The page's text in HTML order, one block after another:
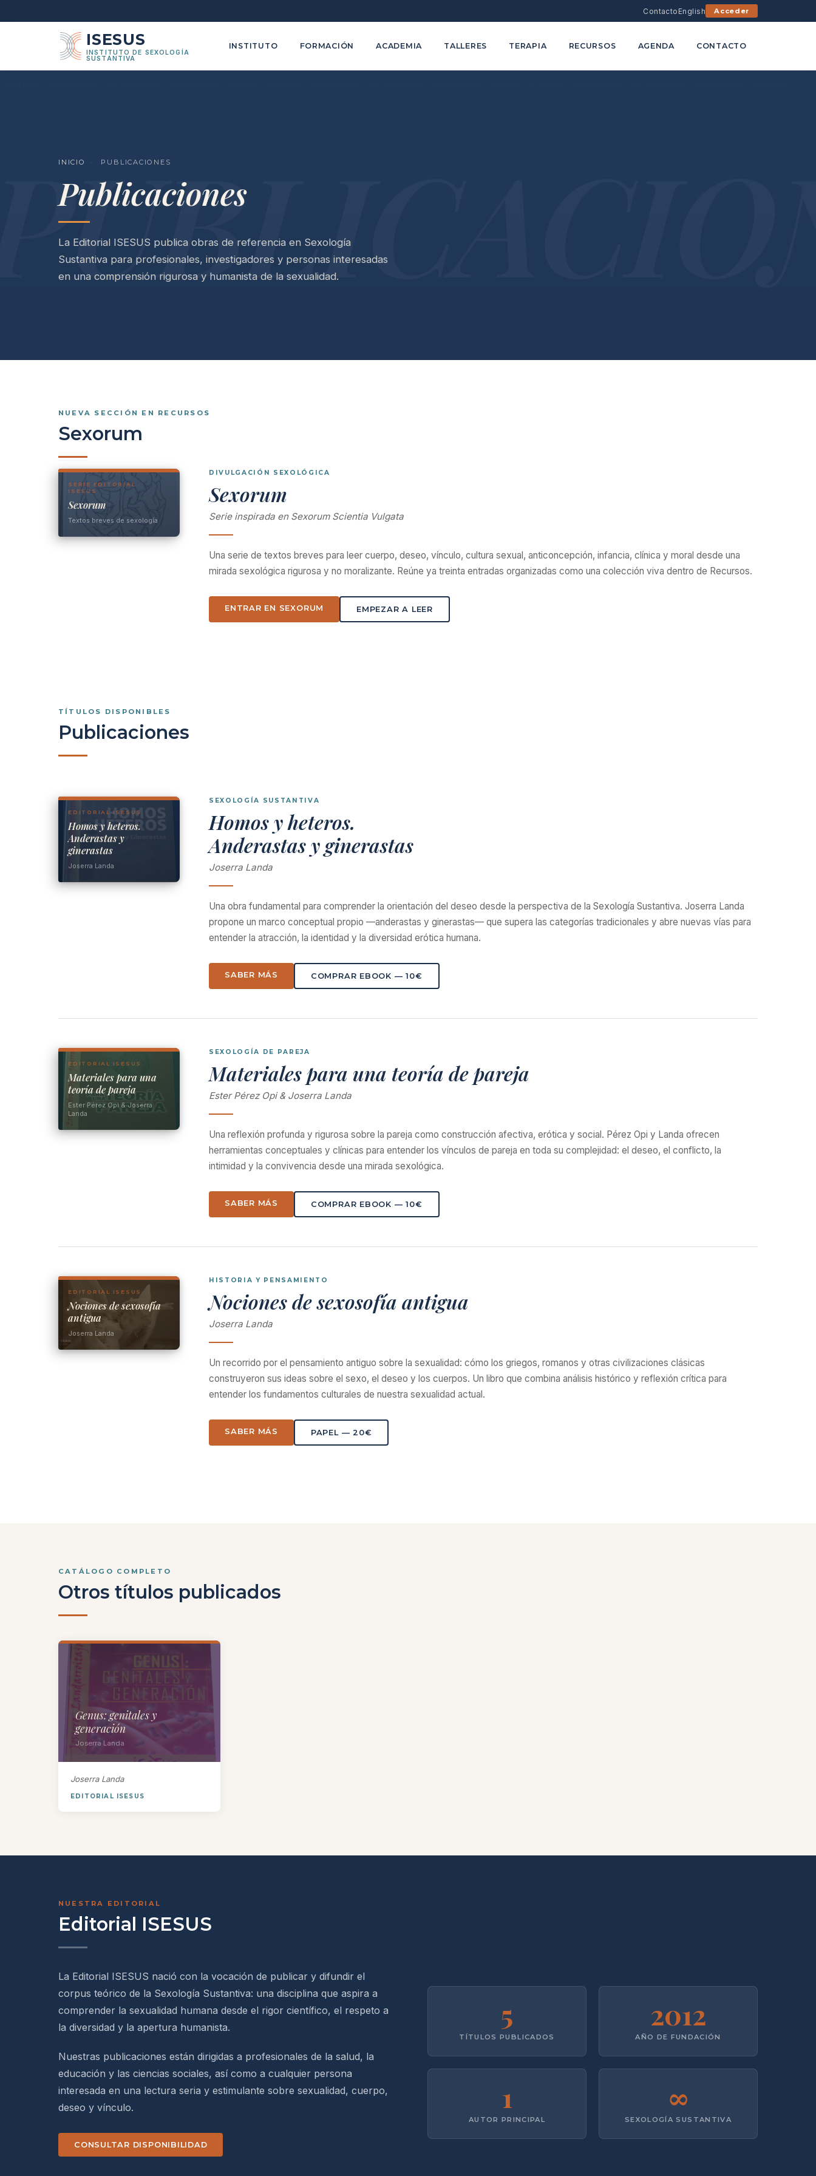
Contacto English Acceder
ISESUS
INSTITUTO DE SEXOLOGÍA
SUSTANTIVA
INSTITUTO FORMACIÓN ACADEMIA TALLERES TERAPIA RECURSOS AGENDA CONTACTO
INICIO · PUBLICACIONES
Publicaciones
La Editorial ISESUS publica obras de referencia en Sexología
Sustantiva para profesionales, investigadores y personas interesadas
en una comprensión rigurosa y humanista de la sexualidad.
NUEVA SECCIÓN EN RECURSOS
Sexorum
SERIE EDITORIAL ·
ISESUS
Sexorum
Textos breves de sexología
DIVULGACIÓN SEXOLÓGICA
Sexorum
Serie inspirada en Sexorum Scientia Vulgata
Una serie de textos breves para leer cuerpo, deseo, vínculo, cultura sexual, anticoncepción, infancia, clínica y moral desde una
mirada sexológica rigurosa y no moralizante. Reúne ya treinta entradas organizadas como una colección viva dentro de Recursos.
ENTRAR EN SEXORUM EMPEZAR A LEER
TÍTULOS DISPONIBLES
Publicaciones
EDITORIAL ISESUS
Homos y heteros.
Anderastas y
ginerastas
Joserra Landa
SEXOLOGÍA SUSTANTIVA
Homos y heteros.
Anderastas y ginerastas
Joserra Landa
Una obra fundamental para comprender la orientación del deseo desde la perspectiva de la Sexología Sustantiva. Joserra Landa
propone un marco conceptual propio —anderastas y ginerastas— que supera las categorías tradicionales y abre nuevas vías para
entender la atracción, la identidad y la diversidad erótica humana.
SABER MÁS COMPRAR EBOOK — 10€
EDITORIAL ISESUS
Materiales para una
teoría de pareja
Ester Pérez Opi & Joserra
Landa
SEXOLOGÍA DE PAREJA
Materiales para una teoría de pareja
Ester Pérez Opi & Joserra Landa
Una reflexión profunda y rigurosa sobre la pareja como construcción afectiva, erótica y social. Pérez Opi y Landa ofrecen
herramientas conceptuales y clínicas para entender los vínculos de pareja en toda su complejidad: el deseo, el conflicto, la
intimidad y la convivencia desde una mirada sexológica.
SABER MÁS COMPRAR EBOOK — 10€
EDITORIAL ISESUS
Nociones de sexosofía
antigua
Joserra Landa
HISTORIA Y PENSAMIENTO
Nociones de sexosofía antigua
Joserra Landa
Un recorrido por el pensamiento antiguo sobre la sexualidad: cómo los griegos, romanos y otras civilizaciones clásicas
construyeron sus ideas sobre el sexo, el deseo y los cuerpos. Un libro que combina análisis histórico y reflexión crítica para
entender los fundamentos culturales de nuestra sexualidad actual.
SABER MÁS PAPEL — 20€
CATÁLOGO COMPLETO
Otros títulos publicados
Genus: genitales y
generación
Joserra Landa
Joserra Landa
EDITORIAL ISESUS
NUESTRA EDITORIAL
Editorial ISESUS
La Editorial ISESUS nació con la vocación de publicar y difundir el
corpus teórico de la Sexología Sustantiva: una disciplina que aspira a
comprender la sexualidad humana desde el rigor científico, el respeto a
la diversidad y la apertura humanista.
Nuestras publicaciones están dirigidas a profesionales de la salud, la
educación y las ciencias sociales, así como a cualquier persona
interesada en una lectura seria y estimulante sobre sexualidad, cuerpo,
deseo y vínculo.
CONSULTAR DISPONIBILIDAD
5
TÍTULOS PUBLICADOS
2012
AÑO DE FUNDACIÓN
1
AUTOR PRINCIPAL
∞
SEXOLOGÍA SUSTANTIVA